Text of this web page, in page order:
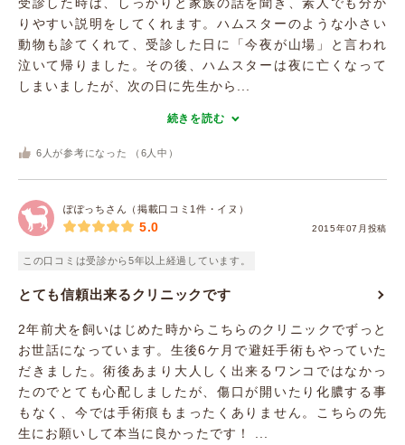
りやすい説明をしてくれます。ハムスターのような小さい
動物も診てくれて、受診した日に「今夜が山場」と言われ
泣いて帰りました。その後、ハムスターは夜に亡くなって
しまいましたが、次の日に先生から...
続きを読む
6 人が参考になった （ 6 人中）
ぽぽっちさん（掲載口コミ1件・イヌ）
2015年07月投稿
5.0
この口コミは受診から5年以上経過しています。
とても信頼出来るクリニックです
2年前犬を飼いはじめた時からこちらのクリニックでずっと
お世話になっています。生後6ケ月で避妊手術もやっていた
だきました。術後あまり大人しく出来るワンコではなかっ
たのでとても心配しましたが、傷口が開いたり化膿する事
もなく、今では手術痕もまったくありません。こちらの先
生にお願いして本当に良かったです！ ...